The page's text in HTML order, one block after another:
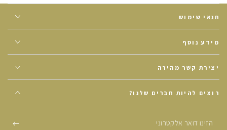
תנאי שימוש
מידע נוסף
יצירת קשר מהירה
רוצים להיות חברים שלנו?
הזינו